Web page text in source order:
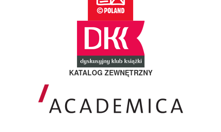
KATALOG ZEWNĘTRZNY